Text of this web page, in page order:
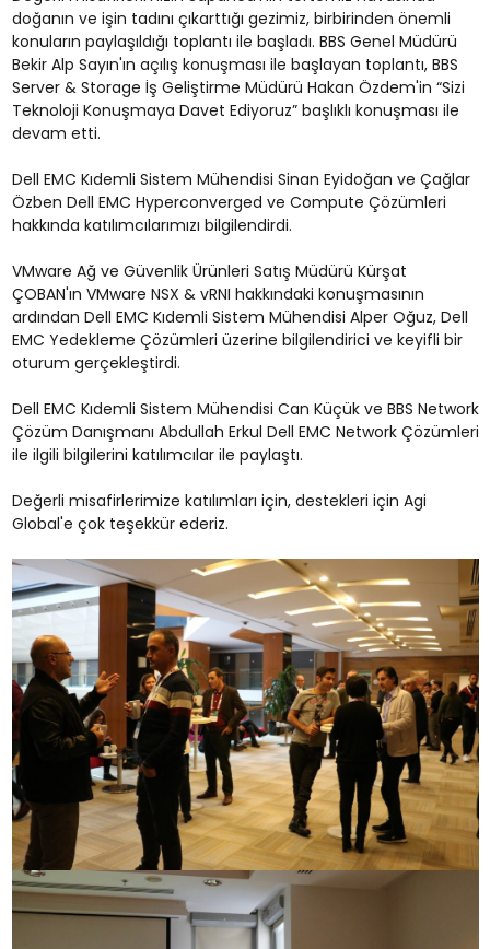
doğanın ve işin tadını çıkarttığı gezimiz, birbirinden önemli
konuların paylaşıldığı toplantı ile başladı. BBS Genel Müdürü
Bekir Alp Sayın'ın açılış konuşması ile başlayan toplantı, BBS
Server & Storage İş Geliştirme Müdürü Hakan Özdem'in “Sizi
Teknoloji Konuşmaya Davet Ediyoruz” başlıklı konuşması ile
devam etti.
Dell EMC Kıdemli Sistem Mühendisi Sinan Eyidoğan ve Çağlar
Özben Dell EMC Hyperconverged ve Compute Çözümleri
hakkında katılımcılarımızı bilgilendirdi.
VMware Ağ ve Güvenlik Ürünleri Satış Müdürü Kürşat
ÇOBAN'ın VMware NSX & vRNI hakkındaki konuşmasının
ardından Dell EMC Kıdemli Sistem Mühendisi Alper Oğuz, Dell
EMC Yedekleme Çözümleri üzerine bilgilendirici ve keyifli bir
oturum gerçekleştirdi.
Dell EMC Kıdemli Sistem Mühendisi Can Küçük ve BBS Network
Çözüm Danışmanı Abdullah Erkul Dell EMC Network Çözümleri
ile ilgili bilgilerini katılımcılar ile paylaştı.
Değerli misafirlerimize katılımları için, destekleri için Agi
Global'e çok teşekkür ederiz.